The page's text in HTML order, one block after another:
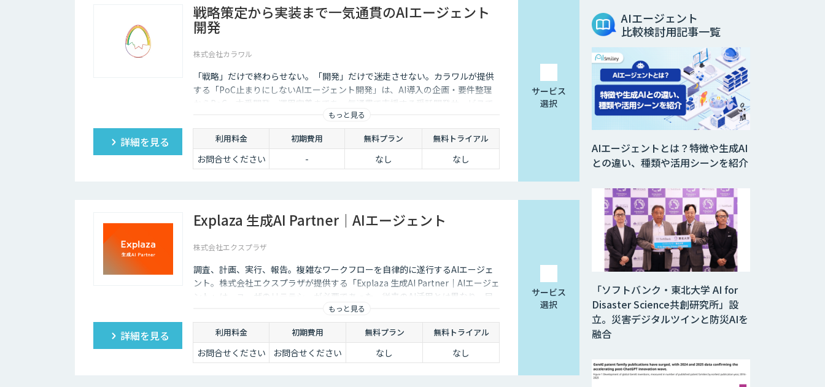
ント/1,000文字
審査 5ポイ
ント/1審査
戦略策定から実装まで一気通貫のAIエージェント
開発
株式会社カラワル
「戦略」だけで終わらせない。「開発」だけで迷走させない。カラワルが提供
する「PoC止まりにしないAIエージェント開発」は、AI導入の企画・要件整理
からPoC、本番開発、運用定着までを一気通貫で支援する受託開発サービスで
もっと見る
詳細を見る 利用料金 初期費用 無料プラン 無料トライアル
お問合せください - なし なし
サービス
選択
Explaza 生成AI Partner｜AIエージェント
株式会社エクスプラザ
調査、計画、実行、報告。複雑なワークフローを自律的に遂行するAIエージェ
ント。株式会社エクスプラザが提供する「Explaza 生成AI Partner｜AIエージェ
ント」は、ユーザのリテラシーが必要であった、従来のAI活用とは異なり、目
的を与えられれば、自ら手順を考え、外部ツールを操作し、業務を完遂します
「AIエージェント」を構築します。商品企画、文章作成、校正・校閲など、人
の判断が必要だった複雑な業務を自動化します。
もっと見る
詳細を見る 利用料金 初期費用 無料プラン 無料トライアル
お問合せください お問合せください なし なし
サービス
選択
AIエージェント
比較検討用記事一覧
AIエージェントとは？特徴や生成AI
との違い、種類や活用シーンを紹介
「ソフトバンク・東北大学 AI for
Disaster Science共創研究所」設
立。災害デジタルツインと防災AIを
融合